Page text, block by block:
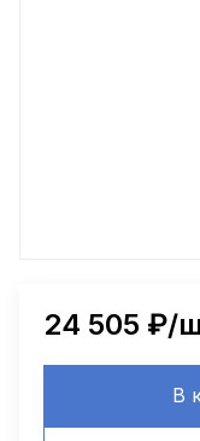
24 505 ₽/
В